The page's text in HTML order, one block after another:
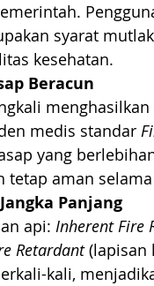
syarat
kesehatan.
Beracun
medis standar
yang
tetap aman
Panjang
api: Inherent Fire
Retardant (lapisan
kali,